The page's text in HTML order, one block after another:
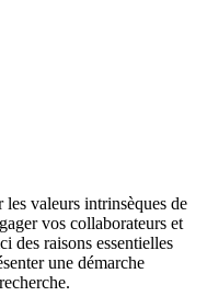
valeurs intrinsèques de
vos collaborateurs et
des raisons essentielles
une démarche